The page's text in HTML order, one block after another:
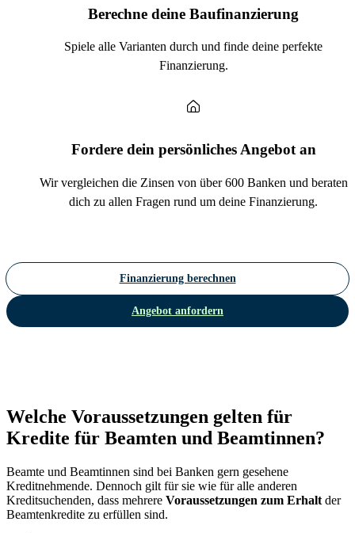
Berechne deine Baufinanzierung
Spiele alle Varianten durch und finde deine perfekte
Finanzierung.
Fordere dein persönliches Angebot an
Wir vergleichen die Zinsen von über 600 Banken und beraten
dich zu allen Fragen rund um deine Finanzierung.
Finanzierung berechnen
Angebot anfordern
Welche Voraussetzungen gelten für
Kredite für Beamten und Beamtinnen?
Beamte und Beamtinnen sind bei Banken gern gesehene
Kreditnehmende. Dennoch gilt für sie wie für alle anderen
Kreditsuchenden, dass mehrere Voraussetzungen zum Erhalt der
Beamtenkredite zu erfüllen sind.